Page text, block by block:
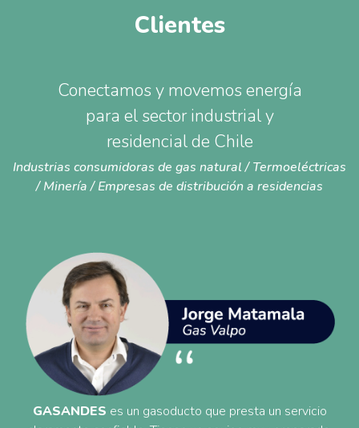
Clientes
Conectamos y movemos energía
para el sector industrial y
residencial de Chile
Industrias consumidoras de gas natural / Termoeléctricas
/ Minería / Empresas de distribución a residencias
GASANDES es un gasoducto que presta un servicio